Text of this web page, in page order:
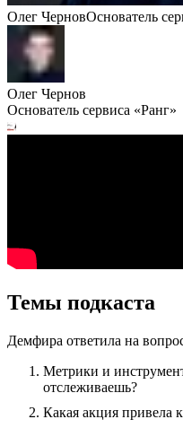
Олег ЧерновОснователь
Олег Чернов
Основатель сервиса «Ранг»
Темы подкаста
Демфира ответила на
Метрики и
отслеживаешь?
Какая акция привела